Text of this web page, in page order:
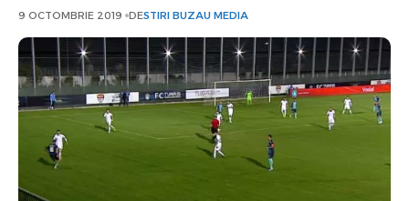
9 OCTOMBRIE 2019 DESTIRI BUZAU MEDIA